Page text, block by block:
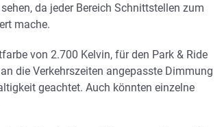
da jeder Bereich Schnittstellen zum
mache.
von 2.700 Kelvin, für den Park & Ride
die Verkehrszeiten angepasste Dimmung
geachtet. Auch könnten einzelne